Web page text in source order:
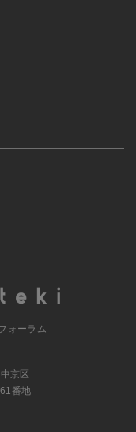
ォーラム
京区
番地